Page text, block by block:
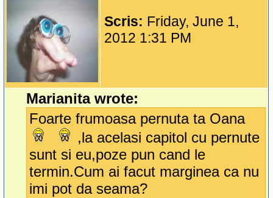
Scris: Friday, June 1,
2012 1:31 PM
Marianita wrote:
Foarte frumoasa pernuta ta Oana
,la acelasi capitol cu pernute
sunt si eu,poze pun cand le
termin.Cum ai facut marginea ca nu
imi pot da seama?